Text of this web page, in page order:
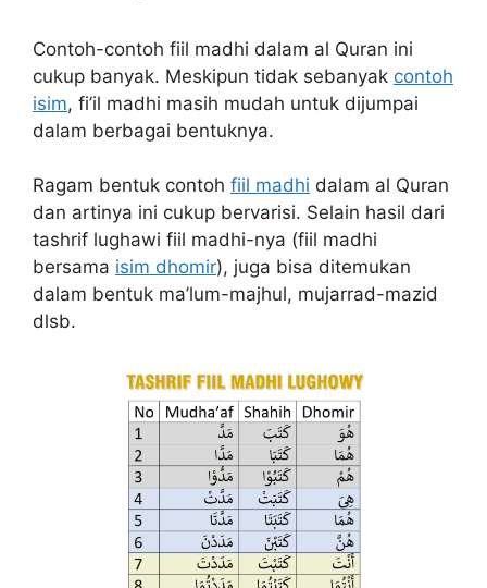
Contoh-contoh fiil madhi dalam al Quran ini
cukup banyak. Meskipun tidak sebanyak contoh
isim, fi’il madhi masih mudah untuk dijumpai
dalam berbagai bentuknya.
Ragam bentuk contoh fiil madhi dalam al Quran
dan artinya ini cukup bervarisi. Selain hasil dari
tashrif lughawi fiil madhi-nya (fiil madhi
bersama isim dhomir), juga bisa ditemukan
dalam bentuk ma’lum-majhul, mujarrad-mazid
dlsb.